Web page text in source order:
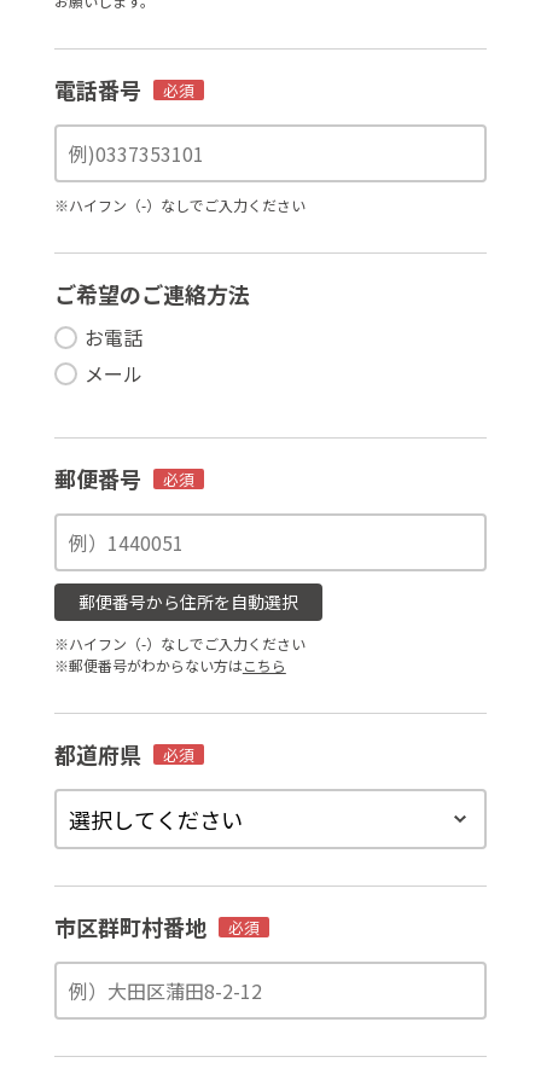
電話番号 必須
※ハイフン（-）なしでご入力ください
ご希望のご連絡方法
お電話
メール
郵便番号 必須
郵便番号から住所を自動選択
※ハイフン（-）なしでご入力ください
※郵便番号がわからない方はこちら
都道府県 必須
市区群町村番地 必須